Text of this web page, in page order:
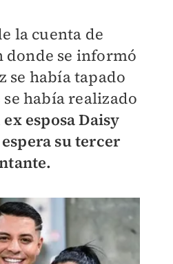
la cuenta de
donde se informó
se había tapado
había realizado
ex esposa Daisy
su tercer